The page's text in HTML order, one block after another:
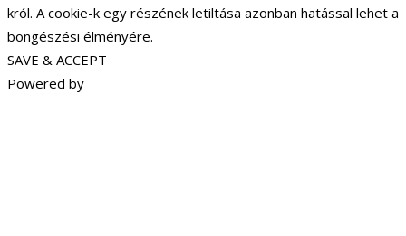
król. A cookie-k egy részének letiltása azonban hatással lehet a
böngészési élményére.
SAVE & ACCEPT
Powered by